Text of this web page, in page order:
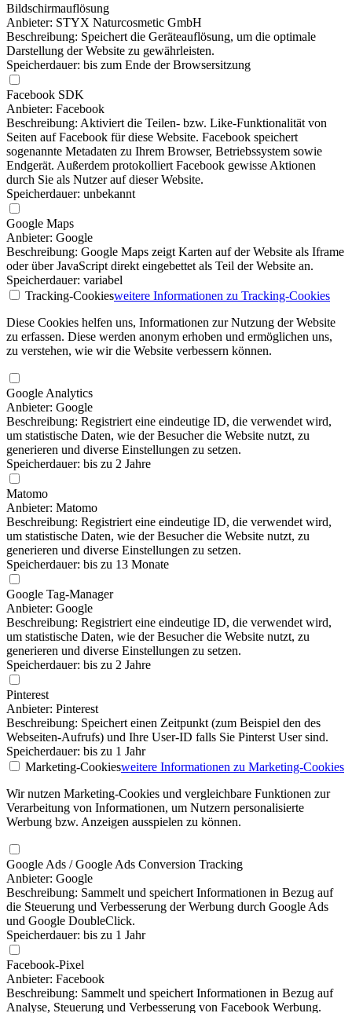
Bildschirmauflösung
Anbieter: STYX Naturcosmetic GmbH
Beschreibung: Speichert die Geräteauflösung, um die optimale
Darstellung der Website zu gewährleisten.
Speicherdauer: bis zum Ende der Browsersitzung
Facebook SDK
Anbieter: Facebook
Beschreibung: Aktiviert die Teilen- bzw. Like-Funktionalität von
Seiten auf Facebook für diese Website. Facebook speichert
sogenannte Metadaten zu Ihrem Browser, Betriebssystem sowie
Endgerät. Außerdem protokolliert Facebook gewisse Aktionen
durch Sie als Nutzer auf dieser Website.
Speicherdauer: unbekannt
Google Maps
Anbieter: Google
Beschreibung: Google Maps zeigt Karten auf der Website als Iframe
oder über JavaScript direkt eingebettet als Teil der Website an.
Speicherdauer: variabel
Tracking-Cookiesweitere Informationen zu Tracking-Cookies
Diese Cookies helfen uns, Informationen zur Nutzung der Website
zu erfassen. Diese werden anonym erhoben und ermöglichen uns,
zu verstehen, wie wir die Website verbessern können.
Google Analytics
Anbieter: Google
Beschreibung: Registriert eine eindeutige ID, die verwendet wird,
um statistische Daten, wie der Besucher die Website nutzt, zu
generieren und diverse Einstellungen zu setzen.
Speicherdauer: bis zu 2 Jahre
Matomo
Anbieter: Matomo
Beschreibung: Registriert eine eindeutige ID, die verwendet wird,
um statistische Daten, wie der Besucher die Website nutzt, zu
generieren und diverse Einstellungen zu setzen.
Speicherdauer: bis zu 13 Monate
Google Tag-Manager
Anbieter: Google
Beschreibung: Registriert eine eindeutige ID, die verwendet wird,
um statistische Daten, wie der Besucher die Website nutzt, zu
generieren und diverse Einstellungen zu setzen.
Speicherdauer: bis zu 2 Jahre
Pinterest
Anbieter: Pinterest
Beschreibung: Speichert einen Zeitpunkt (zum Beispiel den des
Webseiten-Aufrufs) und Ihre User-ID falls Sie Pinterst User sind.
Speicherdauer: bis zu 1 Jahr
Marketing-Cookiesweitere Informationen zu Marketing-Cookies
Wir nutzen Marketing-Cookies und vergleichbare Funktionen zur
Verarbeitung von Informationen, um Nutzern personalisierte
Werbung bzw. Anzeigen ausspielen zu können.
Google Ads / Google Ads Conversion Tracking
Anbieter: Google
Beschreibung: Sammelt und speichert Informationen in Bezug auf
die Steuerung und Verbesserung der Werbung durch Google Ads
und Google DoubleClick.
Speicherdauer: bis zu 1 Jahr
Facebook-Pixel
Anbieter: Facebook
Beschreibung: Sammelt und speichert Informationen in Bezug auf
Analyse, Steuerung und Verbesserung von Facebook Werbung.